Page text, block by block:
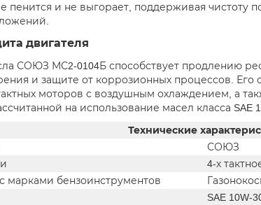
пенится и не выгорает, поддерживая
двигателя
СОЮЗ МС2-0104Б способствует продлению
и защите от коррозионных процессов. Его
моторов с воздушным охлаждением, а
на использование масел класса SAE
Технические
СОЮЗ
4-х
марками бензоинструментов
SAE 10W-